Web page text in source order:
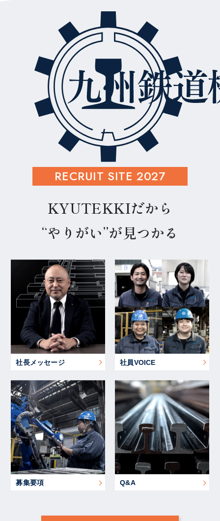
RECRUIT SITE2027
KYUTEKKIだから
“やりがい”が見つかる
社長メッセージ 社員VOICE
募集要項 Q&A